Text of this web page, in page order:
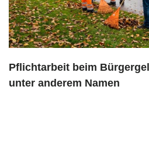
Pflichtarbeit beim
unter anderem Namen